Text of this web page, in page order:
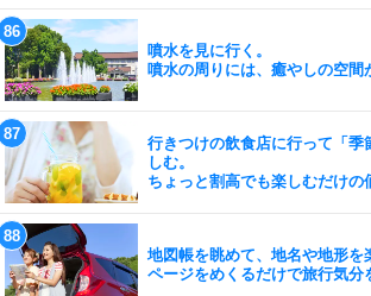
噴水を見に行く。
噴水の周りには、癒やしの空間
行きつけの飲食店に行って「季
しむ。
ちょっと割高でも楽しむだけの
地図帳を眺めて、地名や地形を
ページをめくるだけで旅行気分